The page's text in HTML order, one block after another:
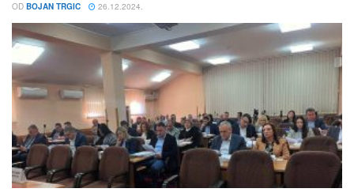
OD BOJAN TRGIC 26.12.2024.